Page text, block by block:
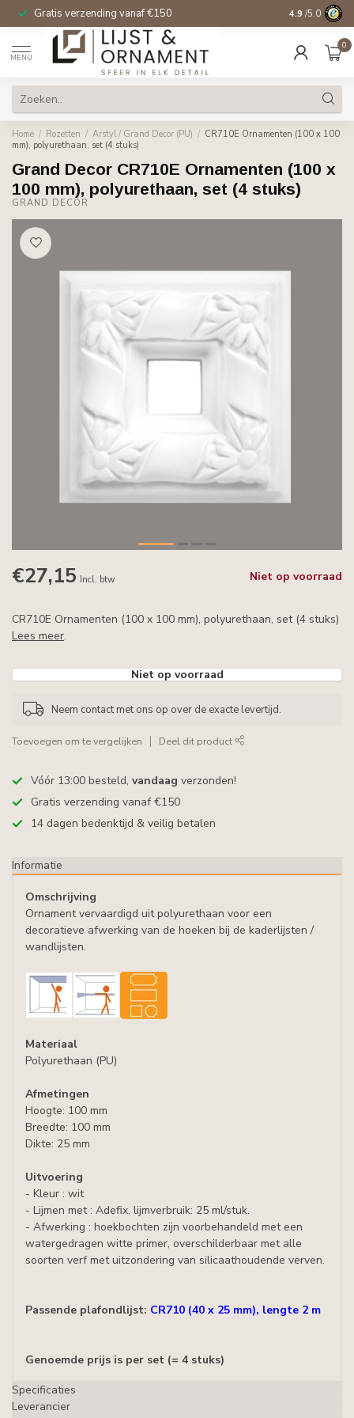
Gratis verzending vanaf €150 14 dagen
4.9 /5.0
MENU
0
Home / Rozetten / Arstyl / Grand Decor (PU) / CR710E Ornamenten (100 x 100
mm), polyurethaan, set (4 stuks)
Grand Decor CR710E Ornamenten (100 x
100 mm), polyurethaan, set (4 stuks)
GRAND DECOR
€27,15 Incl. btw Niet op voorraad
CR710E Ornamenten (100 x 100 mm), polyurethaan, set (4 stuks)
Lees meer.
Niet op voorraad
Neem contact met ons op over de exacte levertijd.
Toevoegen om te vergelijken Deel dit product
Vóór 13:00 besteld, vandaag verzonden!
Gratis verzending vanaf €150
14 dagen bedenktijd & veilig betalen
Informatie
Omschrijving
Ornament vervaardigd uit polyurethaan voor een
decoratieve afwerking van de hoeken bij de kaderlijsten /
wandlijsten.
Materiaal
Polyurethaan (PU)
Afmetingen
Hoogte: 100 mm
Breedte: 100 mm
Dikte: 25 mm
Uitvoering
- Kleur : wit
- Lijmen met : Adefix, lijmverbruik: 25 ml/stuk.
- Afwerking : hoekbochten zijn voorbehandeld met een
watergedragen witte primer, overschilderbaar met alle
soorten verf met uitzondering van silicaathoudende verven.
Passende plafondlijst: CR710 (40 x 25 mm), lengte 2 m
Genoemde prijs is per set (= 4 stuks)
Specificaties
Leverancier